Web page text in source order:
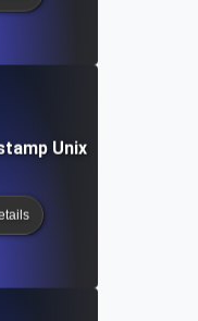
Unix gratuit